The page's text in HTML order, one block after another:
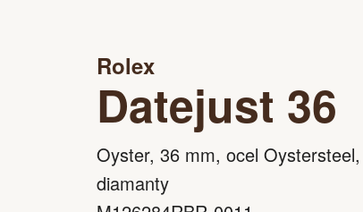
Rolex
Datejust 36
Oyster, 36 mm, ocel
diamanty